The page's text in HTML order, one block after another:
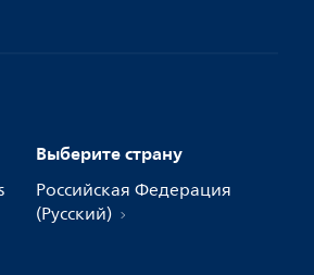
Выберите страну
Российская Федерация
(Русский)